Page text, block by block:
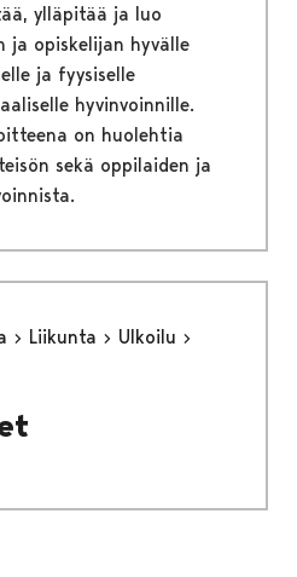
ylläpitää ja luo
ja opiskelijan hyvälle
ja fyysiselle
hyvinvoinnille.
on huolehtia
sekä oppilaiden ja
Liikunta
Ulkoilu